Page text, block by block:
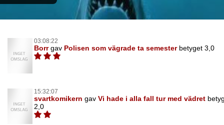
03:08:22
Borrgav Polisen som vägrade ta semester betyget 3,0
15:32:07
svartkomikern gav Vi hade i alla fall tur med vädret
2,0